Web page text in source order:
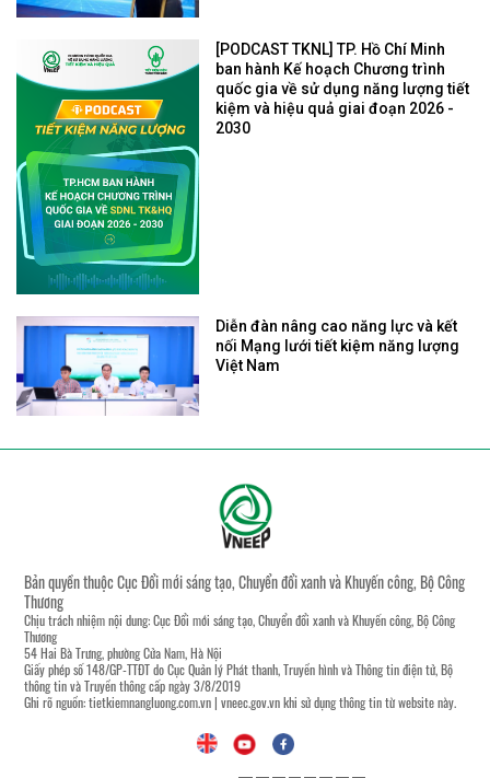
[PODCAST TKNL] TP. Hồ Chí Minh
ban hành Kế hoạch Chương trình
quốc gia về sử dụng năng lượng tiết
kiệm và hiệu quả giai đoạn 2026 -
2030
Diễn đàn nâng cao năng lực và kết
nối Mạng lưới tiết kiệm năng lượng
Việt Nam
Bản quyền thuộc Cục Đổi mới sáng tạo, Chuyển đổi xanh và Khuyến công, Bộ Công
Thương
Chịu trách nhiệm nội dung: Cục Đổi mới sáng tạo, Chuyển đổi xanh và Khuyến công, Bộ Công
Thương
54 Hai Bà Trưng, phường Cửa Nam, Hà Nội
Giấy phép số 148/GP-TTĐT do Cục Quản lý Phát thanh, Truyền hình và Thông tin điện tử, Bộ
thông tin và Truyền thông cấp ngày 3/8/2019
Ghi rõ nguồn:tietkiemnangluong.com.vn| vneec.gov.vnkhi sử dụng thông tin từ website này.